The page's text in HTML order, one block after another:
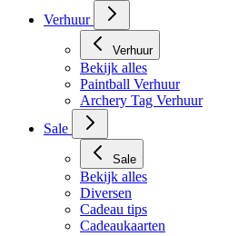
Verhuur
Verhuur
Bekijk alles
Paintball Verhuur
Archery Tag Verhuur
Sale
Sale
Bekijk alles
Diversen
Cadeau tips
Cadeaukaarten